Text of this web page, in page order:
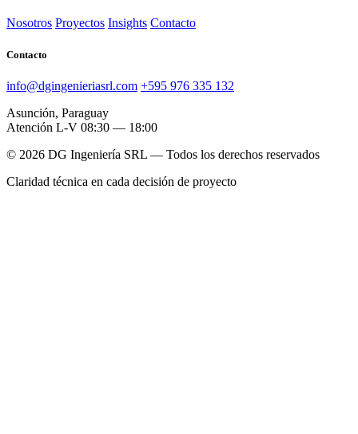
Nosotros Proyectos Insights Contacto
Contacto
info@dgingenieriasrl.com +595 976 335 132
Asunción, Paraguay
Atención L-V 08:30 — 18:00
© 2026 DG Ingeniería SRL — Todos los derechos reservados
Claridad técnica en cada decisión de proyecto